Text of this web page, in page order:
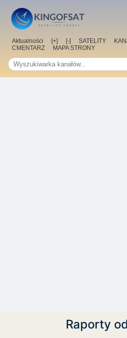
Aktualności [+] [-] SATELITY
CMENTARZ
MAPA STRONY
Raporty